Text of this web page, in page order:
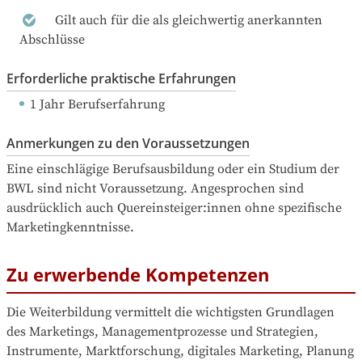
Gilt auch für die als gleichwertig anerkannten
Abschlüsse
Erforderliche praktische Erfahrungen
1 Jahr Berufserfahrung
Anmerkungen zu den Voraussetzungen
Eine einschlägige Berufsausbildung oder ein Studium der
BWL sind nicht Voraussetzung. Angesprochen sind
ausdrücklich auch Quereinsteiger:innen ohne spezifische
Marketingkenntnisse.
Zu erwerbende Kompetenzen
Die Weiterbildung vermittelt die wichtigsten Grundlagen
des Marketings, Managementprozesse und Strategien,
Instrumente, Marktforschung, digitales Marketing, Planung